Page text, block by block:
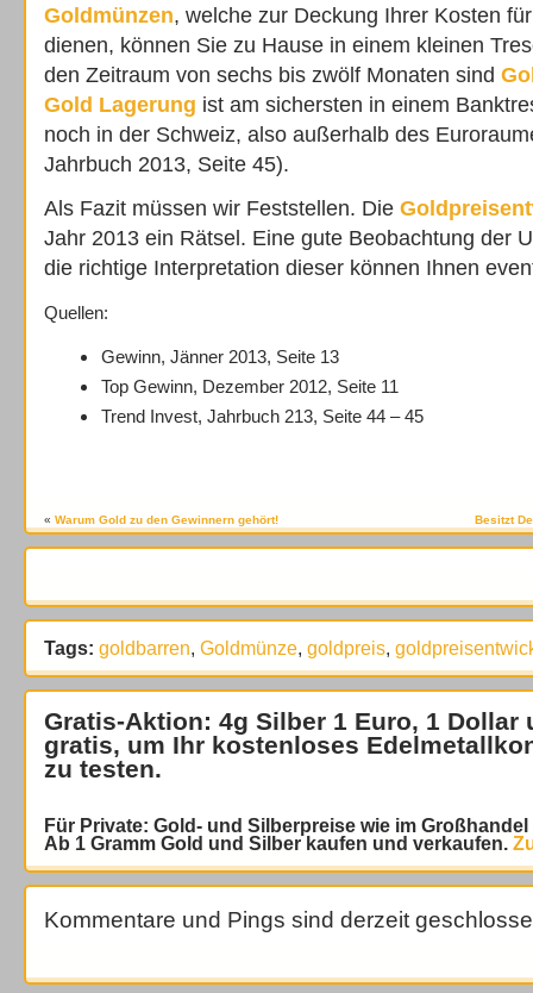
Goldmünzen, welche zur Deckung Ihrer Kosten
dienen, können Sie zu Hause in einem kleinen
den Zeitraum von sechs bis zwölf Monaten sind
Gold Lagerung ist am sichersten in einem
noch in der Schweiz, also außerhalb des
Jahrbuch 2013, Seite 45).
Als Fazit müssen wir Feststellen. Die
Jahr 2013 ein Rätsel. Eine gute Beobachtung der
die richtige Interpretation dieser können Ihnen
Quellen:
Gewinn, Jänner 2013, Seite 13
Top Gewinn, Dezember 2012, Seite 11
Trend Invest, Jahrbuch 213, Seite 44 – 45
« Warum Gold zu den Gewinnern gehört! Besitzt
Tags: goldbarren, Goldmünze, goldpreis,
Gratis-Aktion: 4g Silber 1 Euro, 1 Dollar
gratis, um Ihr kostenloses
zu testen.
Für Private: Gold- und Silberpreise wie im
Ab 1 Gramm Gold und Silber kaufen und verkaufen.
Kommentare und Pings sind derzeit